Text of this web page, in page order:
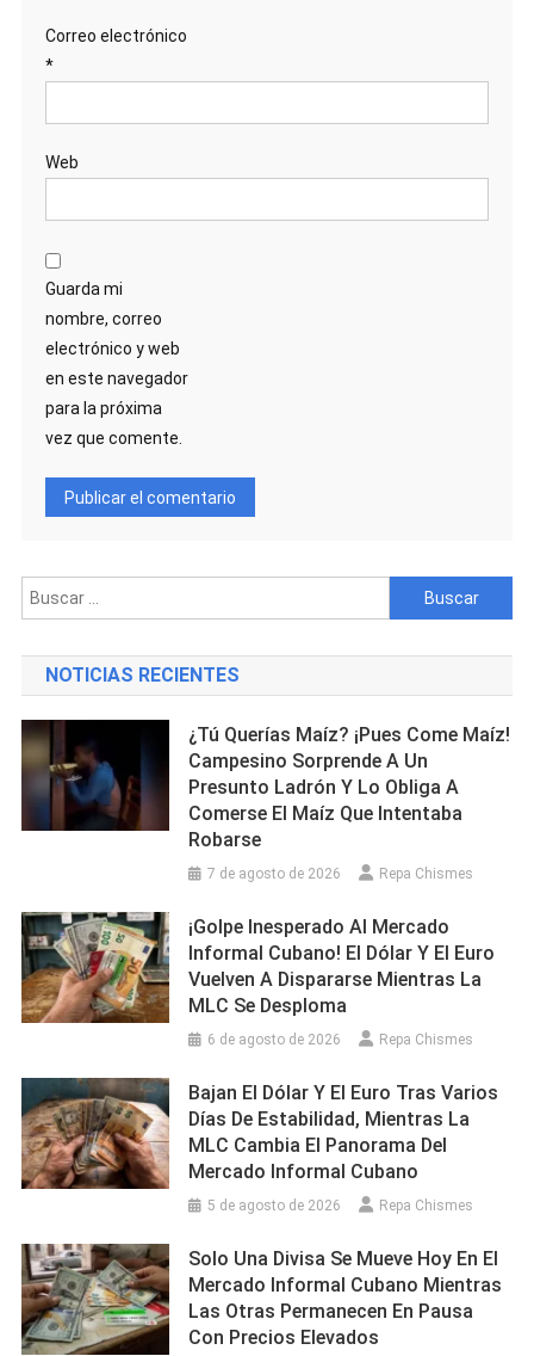
Correo electrónico
*
Web
Guarda mi
nombre, correo
electrónico y web
en este navegador
para la próxima
vez que comente.
Buscar:
NOTICIAS RECIENTES
¿Tú Querías Maíz? ¡Pues Come Maíz!
Campesino Sorprende A Un
Presunto Ladrón Y Lo Obliga A
Comerse El Maíz Que Intentaba
Robarse
7 de agosto de 2026 Repa Chismes
¡Golpe Inesperado Al Mercado
Informal Cubano! El Dólar Y El Euro
Vuelven A Dispararse Mientras La
MLC Se Desploma
6 de agosto de 2026 Repa Chismes
Bajan El Dólar Y El Euro Tras Varios
Días De Estabilidad, Mientras La
MLC Cambia El Panorama Del
Mercado Informal Cubano
5 de agosto de 2026 Repa Chismes
Solo Una Divisa Se Mueve Hoy En El
Mercado Informal Cubano Mientras
Las Otras Permanecen En Pausa
Con Precios Elevados